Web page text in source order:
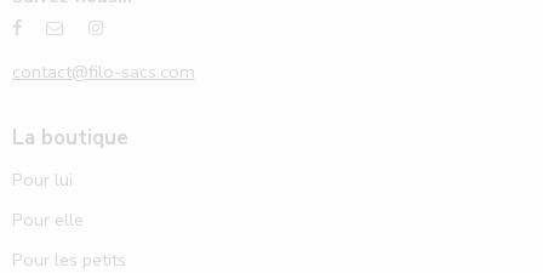
contact@filo-sacs.com
La boutique
Pour lui
Pour elle
Pour les petits